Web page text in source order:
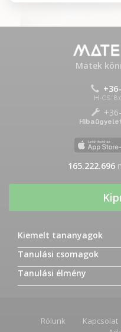
Matek
H-CS:
165.222.696
Kiemelt tananyagok
Tanulási csomagok
Tanulási élmény
Rólunk Kapcsolat